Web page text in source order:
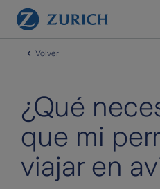
Saltar al contenido principal
Volver
¿Qué
que mi
viajar en